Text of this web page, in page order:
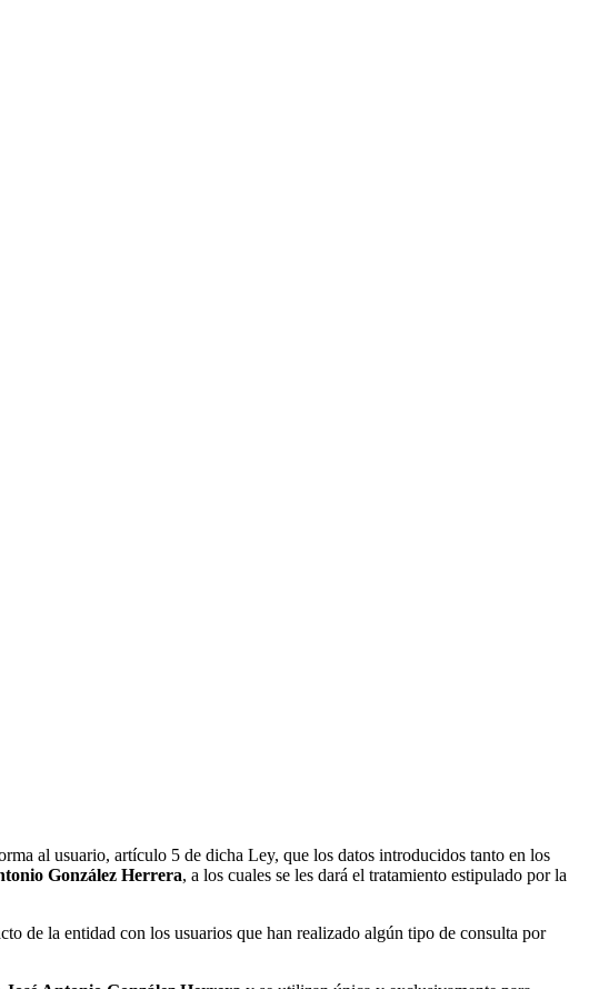
al usuario, artículo 5 de dicha Ley, que los datos introducidos tanto en los
González Herrera, a los cuales se les dará el tratamiento estipulado por la
de la entidad con los usuarios que han realizado algún tipo de consulta por